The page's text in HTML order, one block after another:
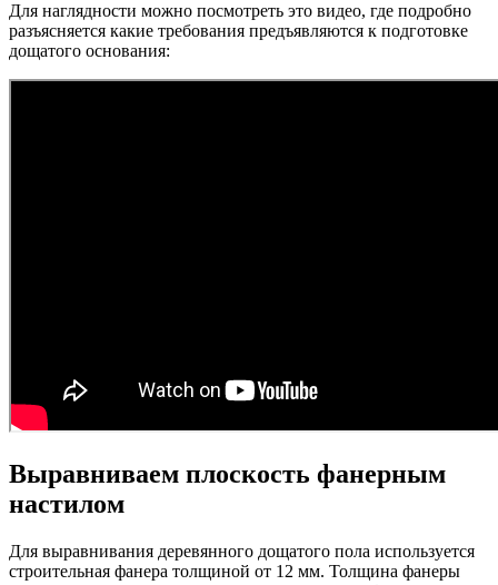
Для наглядности можно посмотреть это видео, где подробно
разъясняется какие требования предъявляются к подготовке
дощатого основания:
Выравниваем плоскость фанерным
настилом
Для выравнивания деревянного дощатого пола используется
строительная фанера толщиной от 12 мм. Толщина фанеры